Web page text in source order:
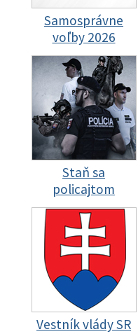
Samosprávne
voľby 2026
Staň sa
policajtom
Vestník vlády SR